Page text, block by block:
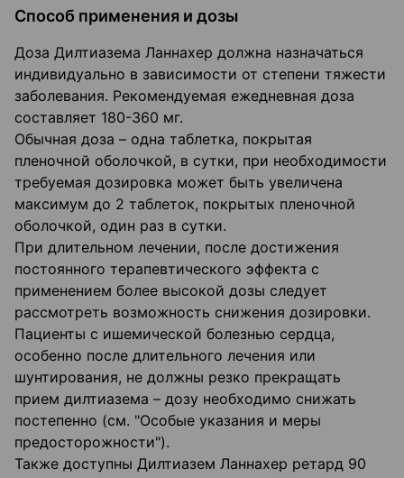
Способ применения и дозы
Доза Дилтиазема Ланнахер должна назначаться
индивидуально в зависимости от степени тяжести
заболевания. Рекомендуемая ежедневная доза
составляет 180-360 мг.
Обычная доза – одна таблетка, покрытая
пленочной оболочкой, в сутки, при необходимости
требуемая дозировка может быть увеличена
максимум до 2 таблеток, покрытых пленочной
оболочкой, один раз в сутки.
При длительном лечении, после достижения
постоянного терапевтического эффекта с
применением более высокой дозы следует
рассмотреть возможность снижения дозировки.
Пациенты с ишемической болезнью сердца,
особенно после длительного лечения или
шунтирования, не должны резко прекращать
прием дилтиазема – дозу необходимо снижать
постепенно (см. "Особые указания и меры
предосторожности").
Также доступны Дилтиазем Ланнахер ретард 90